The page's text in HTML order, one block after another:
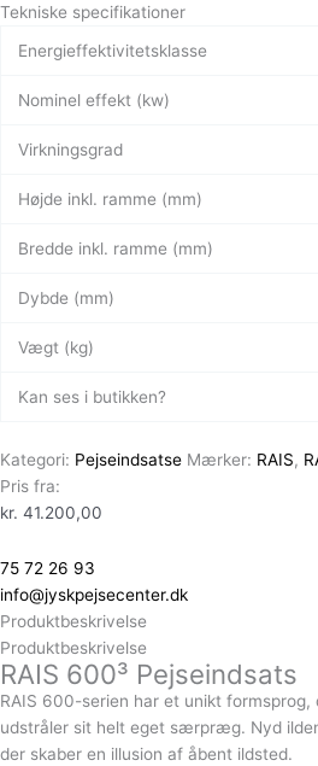
Tekniske specifikationer
Energieffektivitetsklasse
Nominel effekt (kw)
Virkningsgrad
Højde inkl. ramme (mm)
Bredde inkl. ramme (mm)
Dybde (mm)
Vægt (kg)
Kan ses i butikken?
Kategori: Pejseindsatse Mærker: RAIS,
Pris fra:
kr. 41.200,00
75 72 26 93
info@jyskpejsecenter.dk
Produktbeskrivelse
Produktbeskrivelse
RAIS 600³ Pejseindsats
RAIS 600-serien har et unikt formsprog,
udstråler sit helt eget særpræg. Nyd
der skaber en illusion af åbent ildsted.